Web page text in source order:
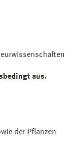
aus.
der Pflanzen